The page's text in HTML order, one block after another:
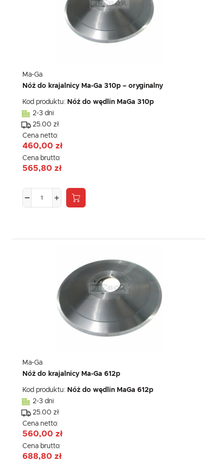
Ma-Ga
Nóż do krajalnicy Ma-Ga 310p – oryginalny
Kod produktu: Nóż do wędlin MaGa 310p
2-3 dni
25.00 zł
Cena netto:
460,00 zł
Cena brutto:
565,80 zł
Ma-Ga
Nóż do krajalnicy Ma-Ga 612p
Kod produktu: Nóż do wędlin MaGa 612p
2-3 dni
25.00 zł
Cena netto:
560,00 zł
Cena brutto:
688,80 zł